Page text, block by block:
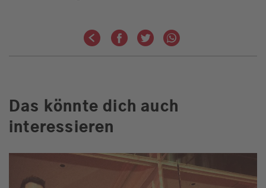
Das könnte dich auch
interessieren